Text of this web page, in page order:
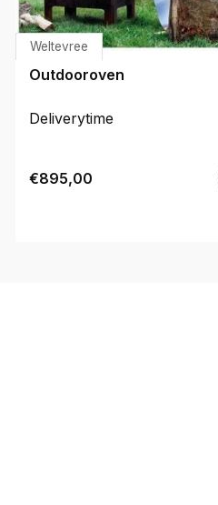
Weltevree
Outdooroven
Deliverytime
€895,00